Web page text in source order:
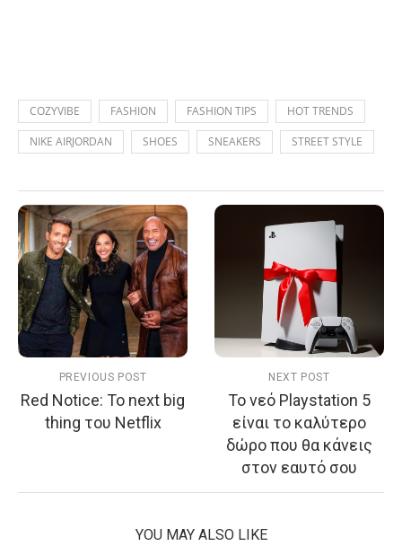
COZYVIBE FASHION FASHION TIPS
HOT TRENDS
NIKE AIRJORDAN
SHOES SNEAKERS STREET STYLE
PREVIOUS POST
Red Notice: Το next big
thing του Netflix
NEXT POST
To νεό Playstation 5
είναι το καλύτερο
δώρο που θα κάνεις
στον εαυτό σου
YOU MAY ALSO LIKE